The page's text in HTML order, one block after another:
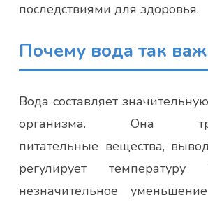
последствиями для здоровья.
Почему вода так
Вода составляет
организма. Она
питательные вещества,
регулирует
незначительное